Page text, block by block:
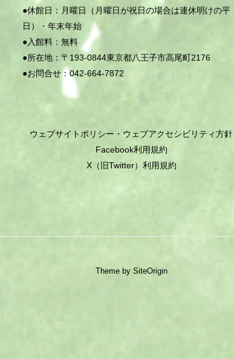
●休館日：月曜日（ 月曜日が祝日の場合は連休明けの平
日）・年末年始
●入館料：無料
●所在地：〒193-0844東京都八王子市高尾町2176
●お問合せ：042-664-7872
ウェブサイトポリシー・ウェブアクセシビリティ方針
Facebook利用規約
X（旧Twitter）利用規約
Theme by SiteOrigin